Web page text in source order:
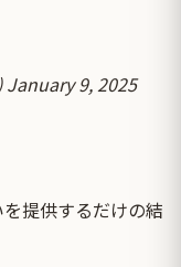
January 9, 2025
提供するだけの結